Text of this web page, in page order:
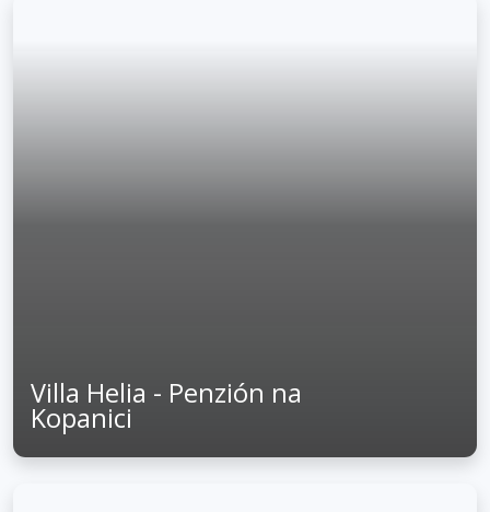
Villa Helia - Penzión na
Kopanici